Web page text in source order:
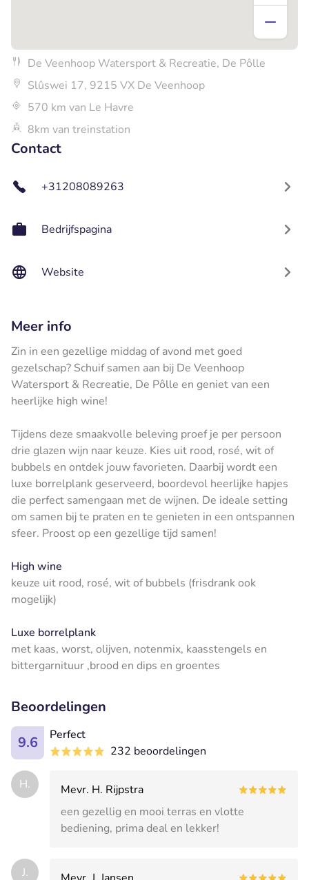
De Veenhoop Watersport & Recreatie, De Pôlle
Slûswei 17, 9215 VX De Veenhoop
570 km van Le Havre
8km van treinstation
Contact
+31208089263
Bedrijfspagina
Website
Meer info
Zin in een gezellige middag of avond met goed
gezelschap? Schuif samen aan bij De Veenhoop
Watersport & Recreatie, De Pôlle en geniet van een
heerlijke high wine!
Tijdens deze smaakvolle beleving proef je per persoon
drie glazen wijn naar keuze. Kies uit rood, rosé, wit of
bubbels en ontdek jouw favorieten. Daarbij wordt een
luxe borrelplank geserveerd, boordevol heerlijke hapjes
die perfect samengaan met de wijnen. De ideale setting
om samen bij te praten en te genieten in een ontspannen
sfeer. Proost op een gezellige tijd samen!
High wine
keuze uit rood, rosé, wit of bubbels (frisdrank ook
mogelijk)
Luxe borrelplank
met kaas, worst, olijven, notenmix, kaasstengels en
bittergarnituur ,brood en dips en groentes
Beoordelingen
9.6
Perfect
232 beoordelingen
H.
Mevr. H. Rijpstra
een gezellig en mooi terras en vlotte
bediening, prima deal en lekker!
J.